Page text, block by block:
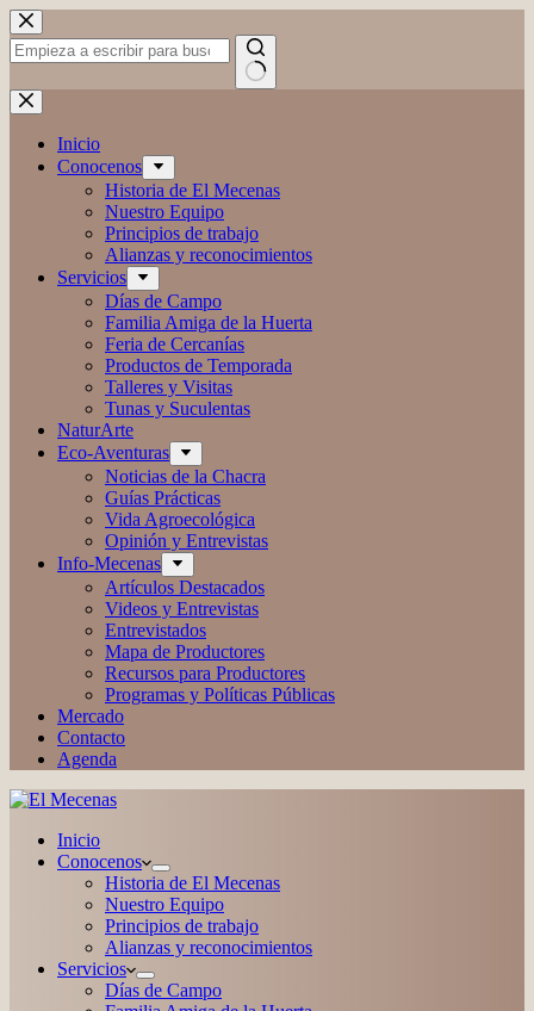
Saltar
al
contenido
Sin
resultados
Inicio
Conocenos
Historia de El Mecenas
Nuestro Equipo
Principios de trabajo
Alianzas y reconocimientos
Servicios
Días de Campo
Familia Amiga de la Huerta
Feria de Cercanías
Productos de Temporada
Talleres y Visitas
Tunas y Suculentas
NaturArte
Eco-Aventuras
Noticias de la Chacra
Guías Prácticas
Vida Agroecológica
Opinión y Entrevistas
Info-Mecenas
Artículos Destacados
Videos y Entrevistas
Entrevistados
Mapa de Productores
Recursos para Productores
Programas y Políticas Públicas
Mercado
Contacto
Agenda
Inicio
Conocenos
Historia de El Mecenas
Nuestro Equipo
Principios de trabajo
Alianzas y reconocimientos
Servicios
Días de Campo